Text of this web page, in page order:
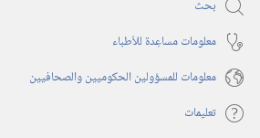
بحث
معلومات مساعِدة للأطباء
معلومات للمسؤولين الحكوميين والصحافيين
تعليمات